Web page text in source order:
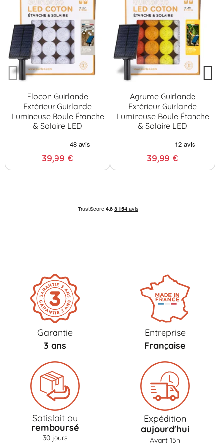
Flocon Guirlande
Extérieur Guirlande
Lumineuse Boule Étanche
& Solaire LED
39,99 €
Agrume Guirlande
Extérieur Guirlande
Lumineuse Boule Étanche
& Solaire LED
39,99 €
Garantie
3 ans
Entreprise
Française
Satisfait ou
remboursé
30 jours
Expédition
aujourd'hui
Avant 15h